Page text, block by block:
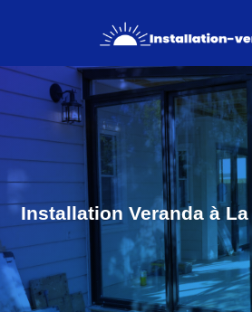
Installation Veranda à